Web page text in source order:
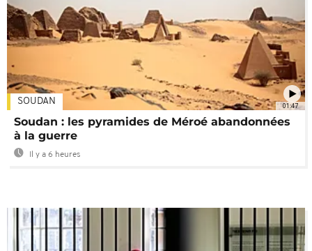
01:47
SOUDAN
Soudan : les pyramides de Méroé abandonnées
à la guerre
Il y a 6 heures